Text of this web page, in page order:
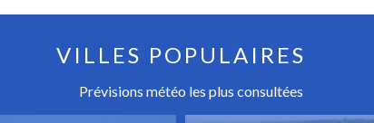
VILLES POPULAIRES
Prévisions météo les plus consultées